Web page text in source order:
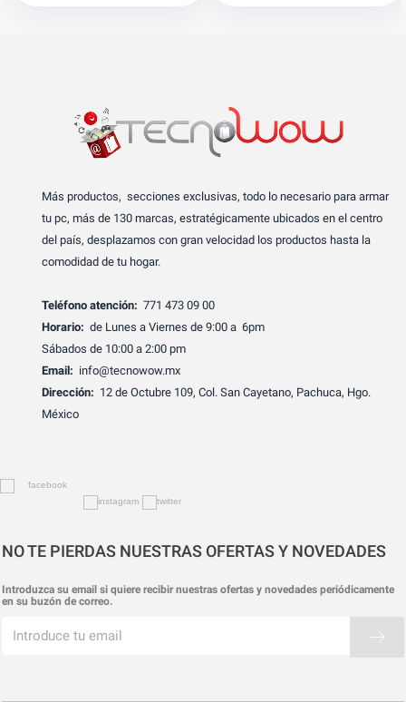
Más productos, secciones exclusivas, todo lo necesario para armar
tu pc, más de 130 marcas, estratégicamente ubicados en el centro
del país, desplazamos con gran velocidad los productos hasta la
comodidad de tu hogar.
Teléfono atención: 771 473 09 00
Horario: de Lunes a Viernes de 9:00 a 6pm
Sábados de 10:00 a 2:00 pm
Email: info@tecnowow.mx
Dirección: 12 de Octubre 109, Col. San Cayetano, Pachuca, Hgo.
México
NO TE PIERDAS NUESTRAS OFERTAS Y NOVEDADES
Introduzca su email si quiere recibir nuestras ofertas y novedades periódicamente
en su buzón de correo.